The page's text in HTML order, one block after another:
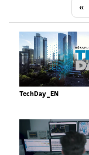
«
TechDay_EN